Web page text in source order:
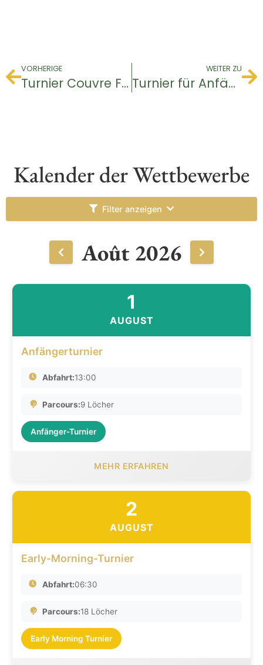
VORHERIGE
Turnier Couvre Feu
WEITER ZU
Turnier für Anfänger
Kalender der Wettbewerbe
Filter anzeigen
Août 2026
1
AUGUST
Anfängerturnier
Abfahrt:13:00
Parcours:9 Löcher
Anfänger-Turnier
MEHR ERFAHREN
2
AUGUST
Early-Morning-Turnier
Abfahrt:06:30
Parcours:18 Löcher
Early Morning Turnier